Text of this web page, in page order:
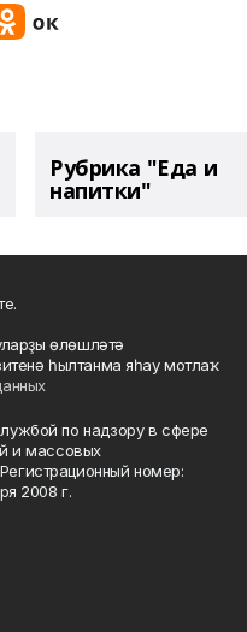
Рубрика "Еда и
напитки"
өлөшләтә
һылтанма яһау мотлаҡ.
по надзору в сфере
и массовых
номер:
2008 г.